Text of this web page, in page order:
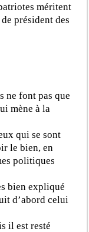
méritent
président des
ne font pas que
mène à la
qui se sont
le bien, en
politiques
bien expliqué
d’abord celui
il est resté